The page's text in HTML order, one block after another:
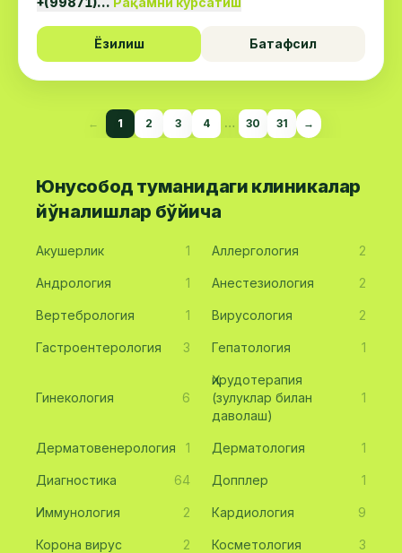
Ёзилиш Батафсил
← 1 2 3 4 … 30 31 →
Юнусобод туманидаги клиникалар
йўналишлар бўйича
Акушерлик 1 Аллергология 2
Андрология 1 Анестезиология 2
Вертебрология 1 Вирусология 2
Гастроентерология 3 Гепатология 1
Гинекология 6
Ҳирудотерапия
(зулуклар билан
даволаш)
1
Дерматовенерология 1 Дерматология 1
Диагностика 64 Допплер 1
Иммунология 2 Кардиология 9
Корона вирус 2 Косметология 3